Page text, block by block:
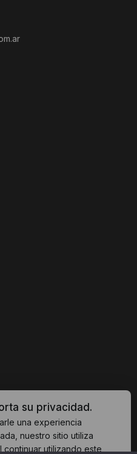
BUSCAR
su privacidad.
una experiencia
nuestro sitio utiliza
continuar utilizando este